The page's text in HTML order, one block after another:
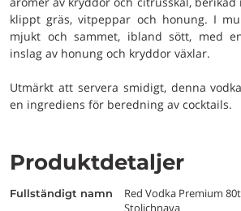
klippt gräs, vitpeppar och honung. I
mjukt och sammet, ibland sött, med
inslag av honung och kryddor växlar.
Utmärkt att servera smidigt, denna
en ingrediens för beredning av cocktails.
Produktdetaljer
fullständigt namn
Red Vodka Premium
Stolichnaya